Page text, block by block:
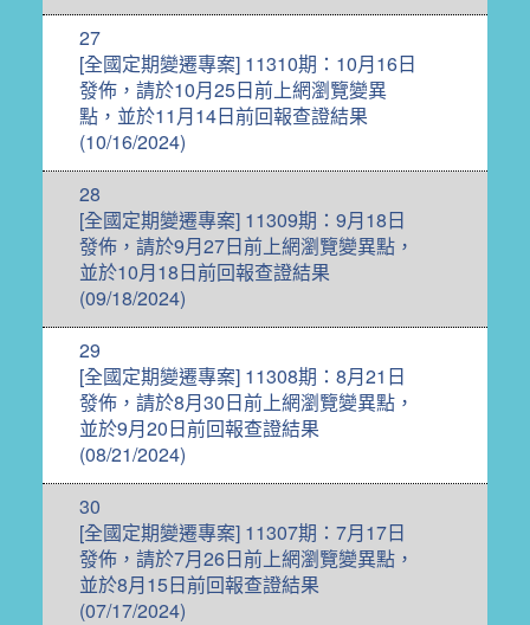
27
[全國定期變遷專案] 11310期：10月16日
發佈，請於10月25日前上網瀏覽變異
點，並於11月14日前回報查證結果
(10/16/2024)
28
[全國定期變遷專案] 11309期：9月18日
發佈，請於9月27日前上網瀏覽變異點，
並於10月18日前回報查證結果
(09/18/2024)
29
[全國定期變遷專案] 11308期：8月21日
發佈，請於8月30日前上網瀏覽變異點，
並於9月20日前回報查證結果
(08/21/2024)
30
[全國定期變遷專案] 11307期：7月17日
發佈，請於7月26日前上網瀏覽變異點，
並於8月15日前回報查證結果
(07/17/2024)